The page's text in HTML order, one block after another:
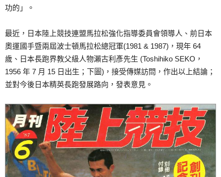
功的」。
最近，日本陸上競技連盟馬拉松強化指導委員會領導人、前日本
奧運國手暨兩屆波士頓馬拉松總冠軍(1981 & 1987)，現年 64
歲、日本長跑界教父級人物瀨古利彥先生 (Toshihiko SEKO，
1956 年 7 月 15 日出生；下圖)，接受傳媒訪問，作出以上結論；
並對今後日本精英長跑發展路向，發表意見。